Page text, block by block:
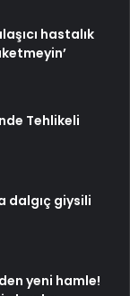
hastalık
Tehlikeli
dalgıç giysili
yeni hamle!